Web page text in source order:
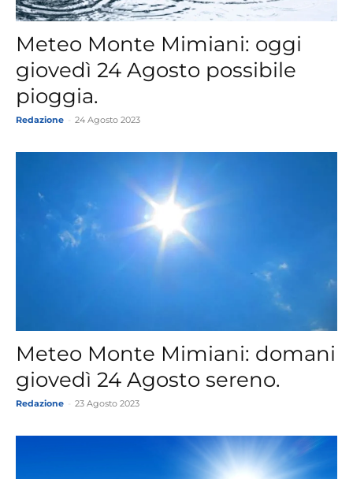
Meteo Monte Mimiani: oggi
giovedì 24 Agosto possibile
pioggia.
Redazione 24 Agosto 2023
Meteo Monte Mimiani: domani
giovedì 24 Agosto sereno.
Redazione 23 Agosto 2023